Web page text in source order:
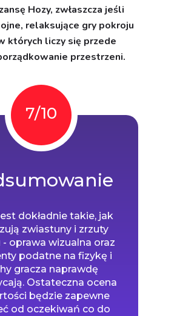
7/10
dokładnie takie, jak
zwiastuny i zrzuty
podatne na fizykę i
gracza naprawdę
będzie zapewne
od oczekiwań co do
rozgrywki - dla mnie jest
sam raz. Nie wszystkie
trafiły w mój gust, ale
się, sprzątając i
wnętrza.